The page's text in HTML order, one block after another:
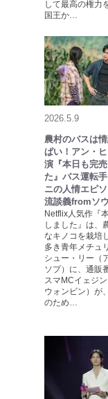
して最高の権力
国王か…
2026.5.9
農村のバスは
ぱい！アン・
演『本日も完
た』バス運転
ニの人情エピ
流談義fromソウ
Netflix人気作『
しました』は、
なキノコを栽培
多き青年メチュ
シュー・リー（
ソプ）に、通販
スマМCイェジン
ウォンビン）が
のため…